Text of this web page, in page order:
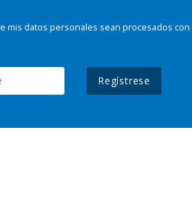
mis datos personales sean procesados
Regístrese